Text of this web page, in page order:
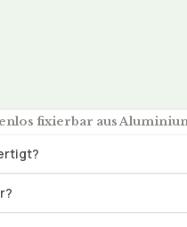
fixierbar aus